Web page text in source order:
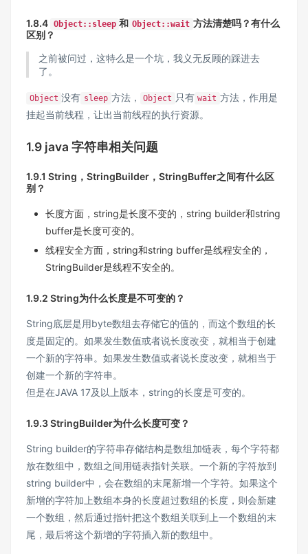
1.8.4 Object::sleep 和 Object::wait 方法清楚吗？有什么
区别？
之前被问过，这特么是一个坑，我义无反顾的踩进去
了。
Object 没有 sleep 方法， Object 只有 wait 方法，作用是
挂起当前线程，让出当前线程的执行资源。
1.9 java 字符串相关问题
1.9.1 String，StringBuilder，StringBuffer之间有什么区
别？
长度方面，string是长度不变的，string builder和string
buffer是长度可变的。
线程安全方面，string和string buffer是线程安全的，
StringBuilder是线程不安全的。
1.9.2 String为什么长度是不可变的？
String底层是用byte数组去存储它的值的，而这个数组的长
度是固定的。如果发生数值或者说长度改变，就相当于创建
一个新的字符串。如果发生数值或者说长度改变，就相当于
创建一个新的字符串。
但是在JAVA 17及以上版本，string的长度是可变的。
1.9.3 StringBuilder为什么长度可变？
String builder的字符串存储结构是数组加链表，每个字符都
放在数组中，数组之间用链表指针关联。一个新的字符放到
string builder中，会在数组的末尾新增一个字符。如果这个
新增的字符加上数组本身的长度超过数组的长度，则会新建
一个数组，然后通过指针把这个数组关联到上一个数组的末
尾，最后将这个新增的字符插入新的数组中。